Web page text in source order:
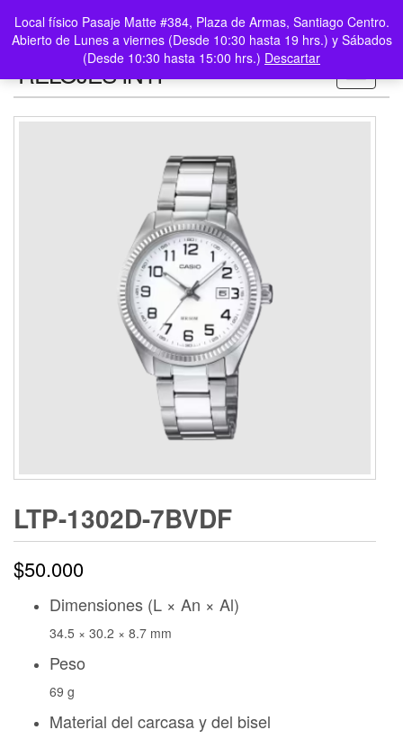
Local físico Pasaje Matte #384, Plaza de Armas, Santiago Centro.
Abierto de Lunes a viernes (Desde 10:30 hasta 19 hrs.) y Sábados
(Desde 10:30 hasta 15:00 hrs.) Descartar
LOGIN /
REGISTER
0
$0
Toggle
RELOJES INTI
LTP-1302D-7BVDF
$50.000
Dimensiones (L × An × Al)
34.5 × 30.2 × 8.7 mm
Peso
69 g
Material del carcasa y del bisel